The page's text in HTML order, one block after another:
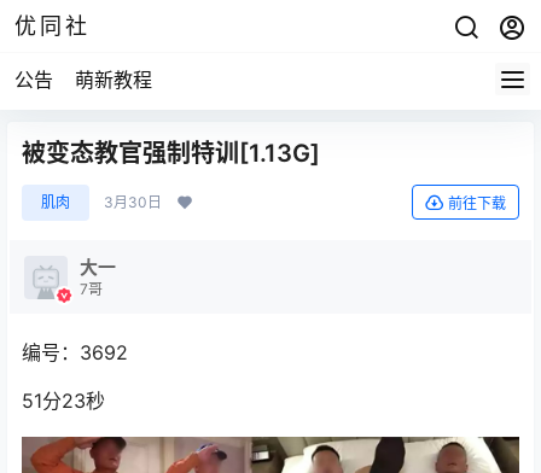
优同社
公告 萌新教程
被变态教官强制特训[1.13G]
肌肉 3月30日 前往下载
大一
7哥
编号：3692
51分23秒